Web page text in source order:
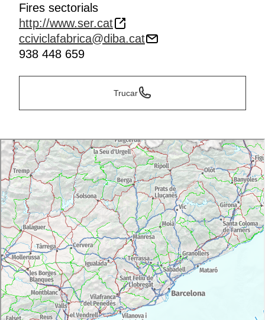
Fires sectorials
http://www.ser.cat
cciviclafabrica@diba.cat
938 448 659
Trucar